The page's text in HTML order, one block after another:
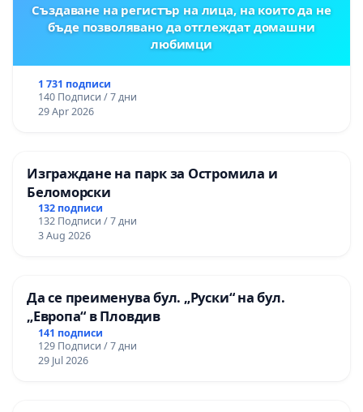
Създаване на регистър на лица, на които да не
бъде позволявано да отглеждат домашни
любимци
1 731 подписи
140 Подписи / 7 дни
29 Apr 2026
Изграждане на парк за Остромила и
Беломорски
132 подписи
132 Подписи / 7 дни
3 Aug 2026
Да се преименува бул. „Руски“ на бул.
„Европа“ в Пловдив
141 подписи
129 Подписи / 7 дни
29 Jul 2026